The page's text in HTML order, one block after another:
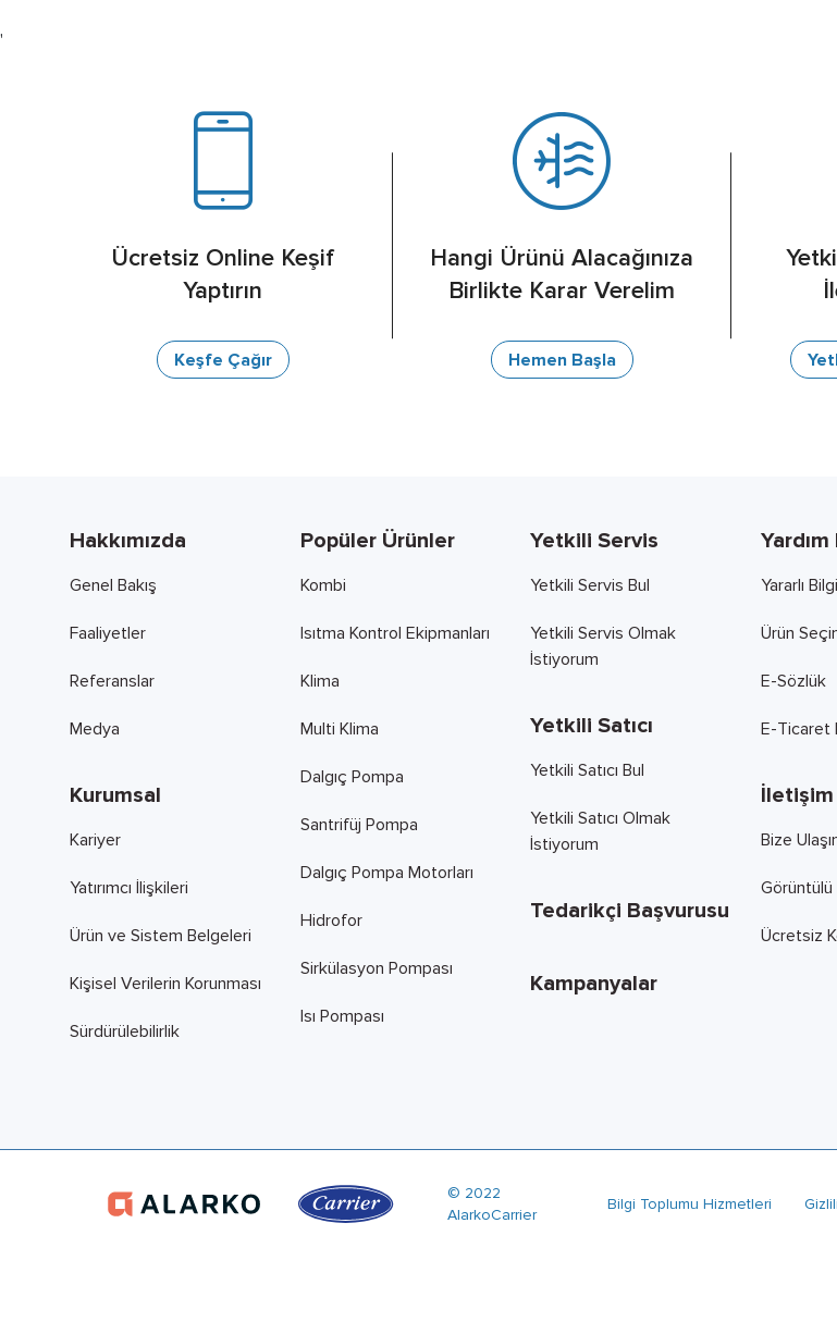
'
Ücretsiz Online Keşif
Yaptırın
Keşfe Çağır
Hangi Ürünü Alacağınıza
Birlikte Karar Verelim
Hemen Başla
Hakkımızda
Genel Bakış
Faaliyetler
Referanslar
Medya
Kurumsal
Kariyer
Yatırımcı İlişkileri
Ürün ve Sistem Belgeleri
Kişisel Verilerin Korunması
Sürdürülebilirlik
Popüler Ürünler
Kombi
Isıtma Kontrol Ekipmanları
Klima
Multi Klima
Dalgıç Pompa
Santrifüj Pompa
Dalgıç Pompa Motorları
Hidrofor
Sirkülasyon Pompası
Isı Pompası
Yetkili Servis
Yetkili Servis Bul
Yetkili Servis Olmak
İstiyorum
Yetkili Satıcı
Yetkili Satıcı Bul
Yetkili Satıcı Olmak
İstiyorum
Tedarikçi Başvurusu
Kampanyalar
Yararlı
Ürün
E-Sözlük
E-Ticaret
İletişim
Bize
Görüntülü
Ücretsiz
© 2022
AlarkoCarrier
Bilgi Toplumu Hizmetleri